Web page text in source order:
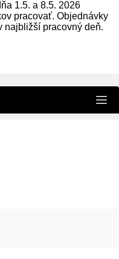
1.5. a 8.5. 2026
pracovať. Objednávky
najbližší pracovný deň.